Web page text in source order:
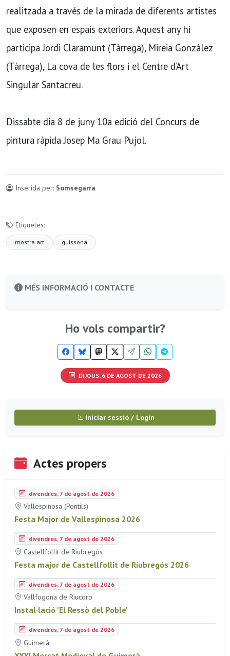
realitzada a través de la mirada de diferents artistes
que exposen en espais exteriors. Aquest any hi
participa Jordi Claramunt (Tàrrega), Mireia González
(Tàrrega), La cova de les flors i el Centre d’Art
Singular Santacreu.
Dissabte dia 8 de juny 10a edició del Concurs de
pintura ràpida Josep Ma Grau Pujol.
Inserida per: Somsegarra
Etiquetes:
mostra art guissona
MÉS INFORMACIÓ I CONTACTE
Ho vols compartir?
DIJOUS, 6 DE AGOST DE 2026
Iniciar sessió / Login
Actes propers
divendres, 7 de agost de 2026
Vallespinosa (Pontils)
Festa Major de Vallespinosa 2026
divendres, 7 de agost de 2026
Castellfollit de Riubregós
Festa major de Castellfollit de Riubregós 2026
divendres, 7 de agost de 2026
Vallfogona de Riucorb
Instal·lació 'El Ressò del Poble'
divendres, 7 de agost de 2026
Guimerà